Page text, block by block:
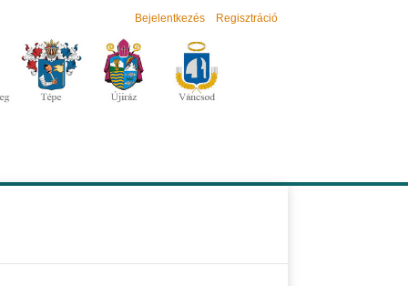
Bejelentkezés Regisztráció